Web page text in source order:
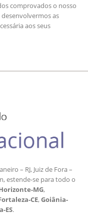
comprovados o nosso
as
aos seus
– RJ, Juiz de Fora –
estende-se para todo o
MG,
CE,Goiânia-
ES.